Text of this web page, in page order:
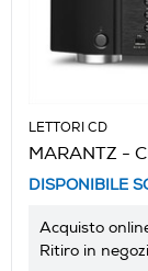
LETTORI CD
MARANTZ -
DISPONIBILE
Acquisto
Ritiro in